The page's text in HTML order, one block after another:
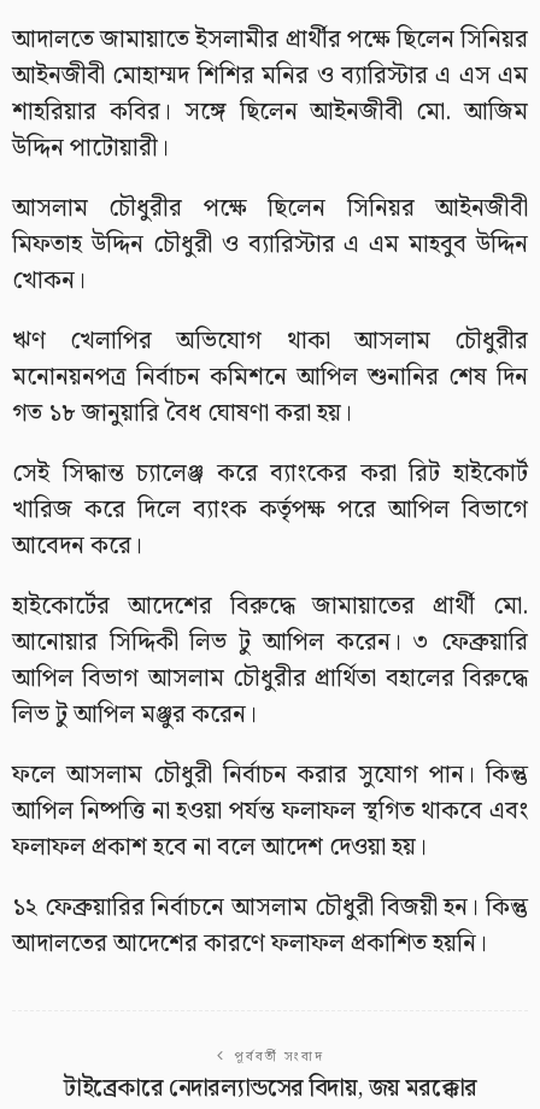
আদালতে জামায়াতে ইসলামীর প্রার্থীর পক্ষে ছিলেন সিনিয়র
আইনজীবী মোহাম্মদ শিশির মনির ও ব্যারিস্টার এ এস এম
শাহরিয়ার কবির। সঙ্গে ছিলেন আইনজীবী মো. আজিম
উদ্দিন পাটোয়ারী।
আসলাম চৌধুরীর পক্ষে ছিলেন সিনিয়র আইনজীবী
মিফতাহ উদ্দিন চৌধুরী ও ব্যারিস্টার এ এম মাহবুব উদ্দিন
খোকন।
ঋণ খেলাপির অভিযোগ থাকা আসলাম চৌধুরীর
মনোনয়নপত্র নির্বাচন কমিশনে আপিল শুনানির শেষ দিন
গত ১৮ জানুয়ারি বৈধ ঘোষণা করা হয়।
সেই সিদ্ধান্ত চ্যালেঞ্জ করে ব্যাংকের করা রিট হাইকোর্ট
খারিজ করে দিলে ব্যাংক কর্তৃপক্ষ পরে আপিল বিভাগে
আবেদন করে।
হাইকোর্টের আদেশের বিরুদ্ধে জামায়াতের প্রার্থী মো.
আনোয়ার সিদ্দিকী লিভ টু আপিল করেন। ৩ ফেব্রুয়ারি
আপিল বিভাগ আসলাম চৌধুরীর প্রার্থিতা বহালের বিরুদ্ধে
লিভ টু আপিল মঞ্জুর করেন।
ফলে আসলাম চৌধুরী নির্বাচন করার সুযোগ পান। কিন্তু
আপিল নিষ্পত্তি না হওয়া পর্যন্ত ফলাফল স্থগিত থাকবে এবং
ফলাফল প্রকাশ হবে না বলে আদেশ দেওয়া হয়।
১২ ফেব্রুয়ারির নির্বাচনে আসলাম চৌধুরী বিজয়ী হন। কিন্তু
আদালতের আদেশের কারণে ফলাফল প্রকাশিত হয়নি।
পূর্ববর্তী সংবাদ
টাইব্রেকারে নেদারল্যান্ডসের বিদায়, জয় মরক্কোর